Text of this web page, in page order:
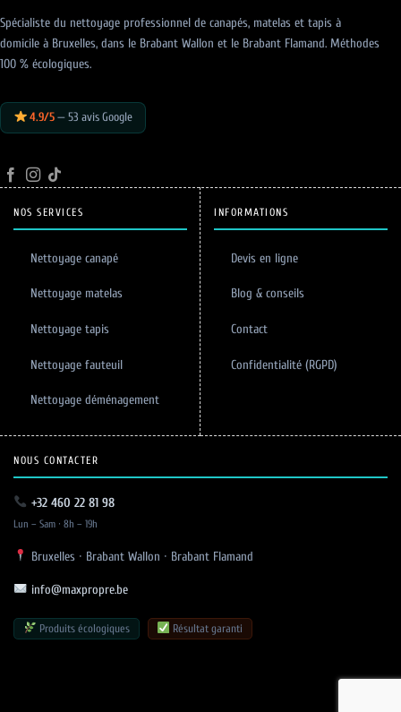
Spécialiste du nettoyage professionnel de canapés, matelas et tapis à
domicile à Bruxelles, dans le Brabant Wallon et le Brabant Flamand. Méthodes
100 % écologiques.
4.9/5— 53 avis Google
NOS SERVICES
Nettoyage canapé
Nettoyage matelas
Nettoyage tapis
Nettoyage fauteuil
Nettoyage déménagement
INFORMATIONS
Devis en ligne
Blog & conseils
Contact
Confidentialité (RGPD)
NOUS CONTACTER
+32 460 22 81 98
Lun – Sam · 8h – 19h
Bruxelles · Brabant Wallon · Brabant Flamand
info@maxpropre.be
Produits écologiques Résultat garanti